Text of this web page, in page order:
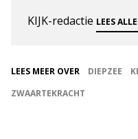
KIJK-redactie LEES
LEES MEER OVER DIEPZEE
ZWAARTEKRACHT